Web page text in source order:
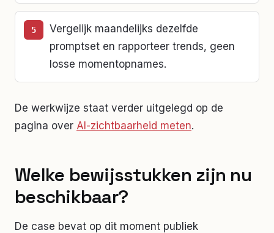
Vergelijk maandelijks dezelfde
promptset en rapporteer trends, geen
losse momentopnames.
De werkwijze staat verder uitgelegd op de
pagina over AI-zichtbaarheid meten.
Welke bewijsstukken zijn nu
beschikbaar?
De case bevat op dit moment publiek